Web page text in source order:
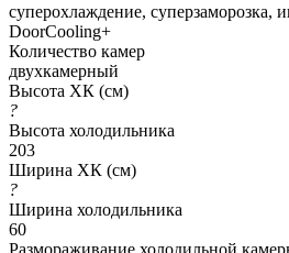
суперохлаждение, суперзаморозка,
DoorCooling+
Количество камер
двухкамерный
Высота ХК (см)
?
Высота холодильника
203
Ширина ХК (см)
?
Ширина холодильника
60
Размораживание холодильной